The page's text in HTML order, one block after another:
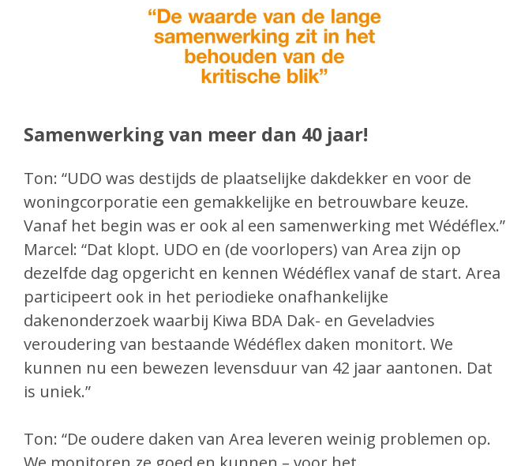
Samenwerking van meer dan 40 jaar!
Ton: “UDO was destijds de plaatselijke dakdekker en voor de
woningcorporatie een gemakkelijke en betrouwbare keuze.
Vanaf het begin was er ook al een samenwerking met Wédéflex.”
Marcel: “Dat klopt. UDO en (de voorlopers) van Area zijn op
dezelfde dag opgericht en kennen Wédéflex vanaf de start. Area
participeert ook in het periodieke onafhankelijke
dakenonderzoek waarbij Kiwa BDA Dak- en Geveladvies
veroudering van bestaande Wédéflex daken monitort. We
kunnen nu een bewezen levensduur van 42 jaar aantonen. Dat
is uniek.”
Ton: “De oudere daken van Area leveren weinig problemen op.